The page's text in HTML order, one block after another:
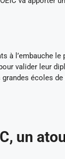
à l’embauche
valider leur
grandes écoles
un